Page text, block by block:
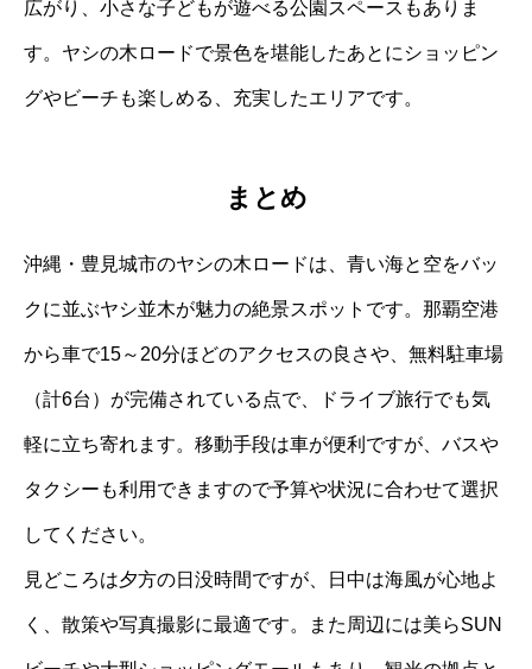
広がり、小さな子どもが遊べる公園スペースもありま
す。ヤシの木ロードで景色を堪能したあとにショッピン
グやビーチも楽しめる、充実したエリアです。
まとめ
沖縄・豊見城市のヤシの木ロードは、青い海と空をバッ
クに並ぶヤシ並木が魅力の絶景スポットです。那覇空港
から車で15～20分ほどのアクセスの良さや、無料駐車場
（計6台）が完備されている点で、ドライブ旅行でも気
軽に立ち寄れます。移動手段は車が便利ですが、バスや
タクシーも利用できますので予算や状況に合わせて選択
してください。
見どころは夕方の日没時間ですが、日中は海風が心地よ
く、散策や写真撮影に最適です。また周辺には美らSUN